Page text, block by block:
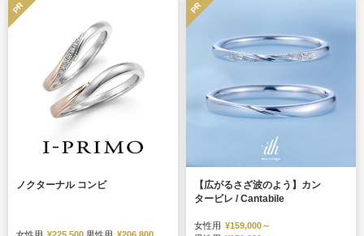
ノクターナル コンビ
【広がるさざ波のよう】カン
タービレ / Cantabile
女性用 ¥159,000～